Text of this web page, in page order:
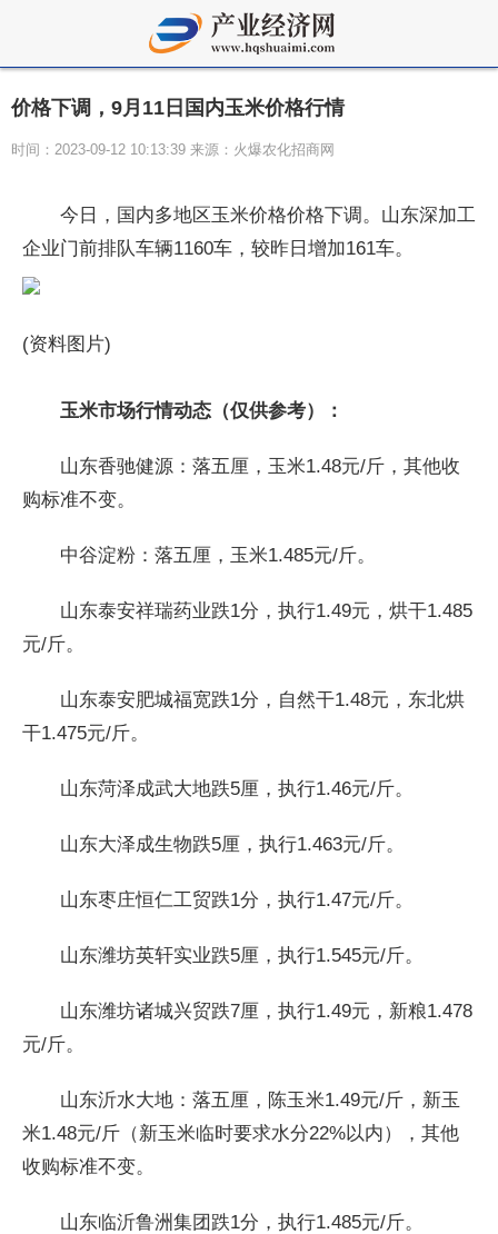
价格下调，9月11日国内玉米价格行情
时间：2023-09-12 10:13:39 来源：火爆农化招商网
今日，国内多地区玉米价格价格下调。山东深加工
企业门前排队车辆1160车，较昨日增加161车。
(资料图片)
玉米市场行情动态（仅供参考）：
山东香驰健源：落五厘，玉米1.48元/斤，其他收
购标准不变。
中谷淀粉：落五厘，玉米1.485元/斤。
山东泰安祥瑞药业跌1分，执行1.49元，烘干1.485
元/斤。
山东泰安肥城福宽跌1分，自然干1.48元，东北烘
干1.475元/斤。
山东菏泽成武大地跌5厘，执行1.46元/斤。
山东大泽成生物跌5厘，执行1.463元/斤。
山东枣庄恒仁工贸跌1分，执行1.47元/斤。
山东潍坊英轩实业跌5厘，执行1.545元/斤。
山东潍坊诸城兴贸跌7厘，执行1.49元，新粮1.478
元/斤。
山东沂水大地：落五厘，陈玉米1.49元/斤，新玉
米1.48元/斤（新玉米临时要求水分22%以内），其他
收购标准不变。
山东临沂鲁洲集团跌1分，执行1.485元/斤。